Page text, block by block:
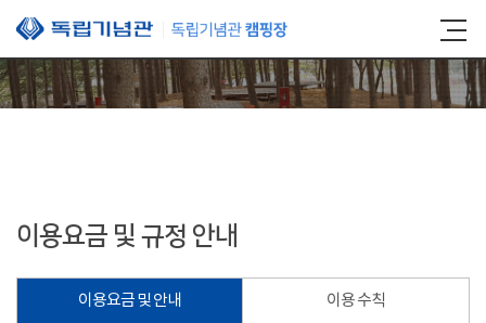
본문 바로가기
이용요금 및 규정 안내
이용요금 및 안내 이용 수칙